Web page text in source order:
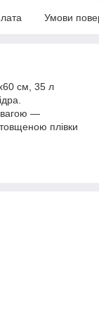
Умови
см, 35 л
—
плівки